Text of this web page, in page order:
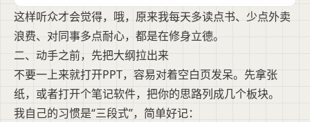
这样听众才会觉得，哦，原来我每天多读点书、少点外卖
浪费、对同事多点耐心，都是在修身立德。
二、动手之前，先把大纲拉出来
不要一上来就打开PPT，容易对着空白页发呆。先拿张
纸，或者打开个笔记软件，把你的思路列成几个板块。
我自己的习惯是“三段式”，简单好记：